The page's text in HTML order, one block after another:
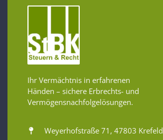
Ihr Vermächtnis in erfahrenen
Händen – sichere Erbrechts- und
Vermögensnachfolgelösungen.
Weyerhofstraße 71, 47803 Krefeld